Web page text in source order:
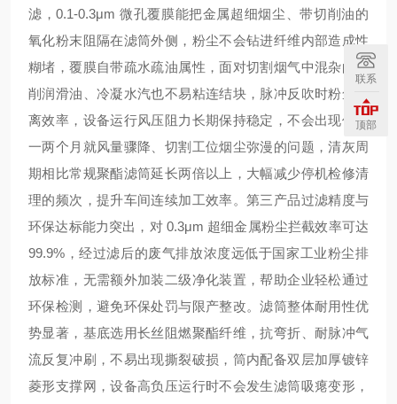
滤，0.1-0.3μm 微孔覆膜能把金属超细烟尘、带切削油的
氧化粉末阻隔在滤筒外侧，粉尘不会钻进纤维内部造成性
糊堵，覆膜自带疏水疏油属性，面对切割烟气中混杂的切
削润滑油、冷凝水汽也不易粘连结块，脉冲反吹时粉尘剥
离效率，设备运行风压阻力长期保持稳定，不会出现使用
一两个月就风量骤降、切割工位烟尘弥漫的问题，清灰周
期相比常规聚酯滤筒延长两倍以上，大幅减少停机检修清
理的频次，提升车间连续加工效率。第三产品过滤精度与
环保达标能力突出，对 0.3μm 超细金属粉尘拦截效率可达
99.9%，经过滤后的废气排放浓度远低于国家工业粉尘排
放标准，无需额外加装二级净化装置，帮助企业轻松通过
环保检测，避免环保处罚与限产整改。滤筒整体耐用性优
势显著，基底选用长丝阻燃聚酯纤维，抗弯折、耐脉冲气
流反复冲刷，不易出现撕裂破损，筒内配备双层加厚镀锌
菱形支撑网，设备高负压运行时不会发生滤筒吸瘪变形，
联系
顶部